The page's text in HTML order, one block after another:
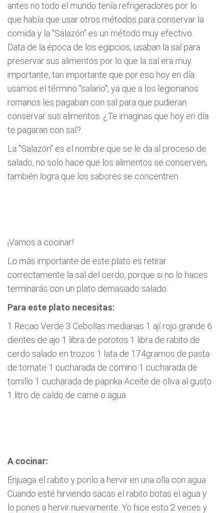
antes no todo el mundo tenía refrigeradores por lo
que había que usar otros métodos para conservar la
comida y la "Salazón" es un método muy efectivo.
Data de la época de los egipcios, usaban la sal para
preservar sus alimentos por lo que la sal era muy
importante, tan importante que por eso hoy en día
usamos el término "salario", ya que a los legionarios
romanos les pagaban con sal para que pudieran
conservar sus alimentos. ¿Te imaginas que hoy en día
te pagaran con sal?
La "Salazón" es el nombre que se le da al proceso de
salado, no solo hace que los alimentos se conserven,
también logra que los sabores se concentren.
¡Vamos a cocinar!
Lo más importante de este plato es retirar
correctamente la sal del cerdo, porque si no lo haces
terminarás con un plato demasiado salado.
Para este plato necesitas:
1 Recao Verde 3 Cebollas medianas 1 ají rojo grande 6
dientes de ajo 1 libra de porotos 1 libra de rabito de
cerdo salado en trozos 1 lata de 174gramos de pasta
de tomate 1 cucharada de comino 1 cucharada de
tomillo 1 cucharada de paprika Aceite de oliva al gusto
1 litro de caldo de carne o agua
A cocinar:
Enjuaga el rabito y ponlo a hervir en una olla con agua.
Cuando esté hirviendo sacas el rabito botas el agua y
lo pones a hervir nuevamente. Yo hice esto 2 veces y